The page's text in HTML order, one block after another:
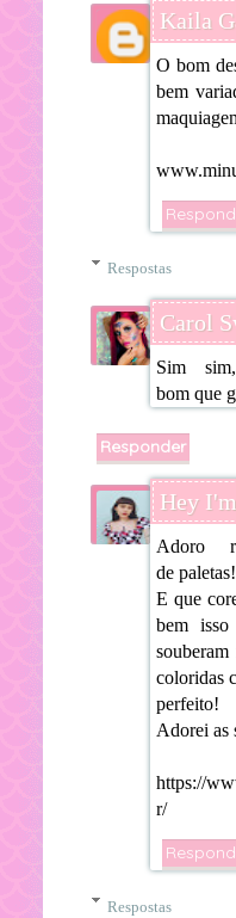
Kaila
O bom
bem
Respostas
Carol
Sim
bom que
Responder
Hey
Adoro
de paletas!
E que
bem
coloridas
perfeito!
Adorei as
https://
r/
Respostas